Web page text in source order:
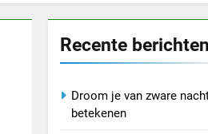
Recente berichten
Droom je van zware
betekenen